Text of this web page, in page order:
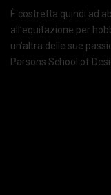
È costretta quindi ad
all’equitazione per
un’altra delle sue
Parsons School of